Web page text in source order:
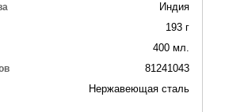
Индия
193 г
400 мл.
81241043
Нержавеющая сталь